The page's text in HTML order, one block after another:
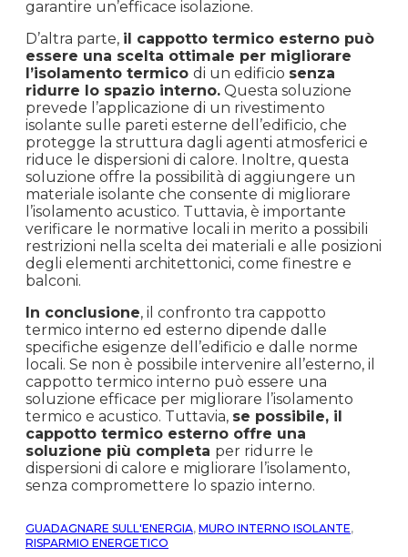
garantire un’efficace isolazione.
D’altra parte, il cappotto termico esterno può
essere una scelta ottimale per migliorare
l’isolamento termico di un edificio senza
ridurre lo spazio interno. Questa soluzione
prevede l’applicazione di un rivestimento
isolante sulle pareti esterne dell’edificio, che
protegge la struttura dagli agenti atmosferici e
riduce le dispersioni di calore. Inoltre, questa
soluzione offre la possibilità di aggiungere un
materiale isolante che consente di migliorare
l’isolamento acustico. Tuttavia, è importante
verificare le normative locali in merito a possibili
restrizioni nella scelta dei materiali e alle posizioni
degli elementi architettonici, come finestre e
balconi.
In conclusione, il confronto tra cappotto
termico interno ed esterno dipende dalle
specifiche esigenze dell’edificio e dalle norme
locali. Se non è possibile intervenire all’esterno, il
cappotto termico interno può essere una
soluzione efficace per migliorare l’isolamento
termico e acustico. Tuttavia, se possibile, il
cappotto termico esterno offre una
soluzione più completa per ridurre le
dispersioni di calore e migliorare l’isolamento,
senza compromettere lo spazio interno.
GUADAGNARE SULL'ENERGIA, MURO INTERNO ISOLANTE,
RISPARMIO ENERGETICO